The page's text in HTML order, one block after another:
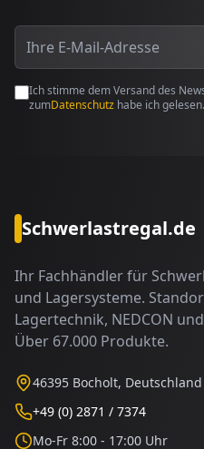
Ich stimme dem Versand des
zumDatenschutz habe ich
Schwerlastregal.de
Ihr Fachhändler für
und Lagersysteme.
Lagertechnik, NEDCON
Über 67.000 Produkte.
46395 Bocholt, Deutschland
+49 (0) 2871 / 7374
Mo-Fr 8:00 - 17:00 Uhr